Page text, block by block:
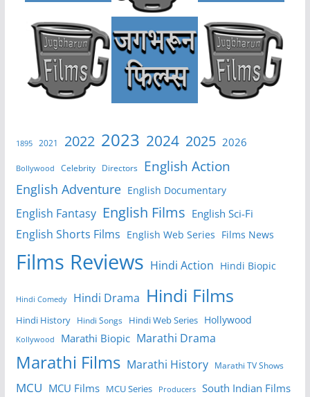
1895 2021 2022 2023 2024 2025 2026
Bollywood Celebrity Directors English Action
English Adventure English Documentary
English Fantasy English Films English Sci-Fi
English Shorts Films English Web Series Films News
Films Reviews Hindi Action Hindi Biopic
Hindi Comedy Hindi Drama Hindi Films
Hindi History Hindi Songs Hindi Web Series Hollywood
Kollywood Marathi Biopic Marathi Drama
Marathi Films Marathi History Marathi TV Shows
MCU MCU Films MCU Series Producers South Indian Films